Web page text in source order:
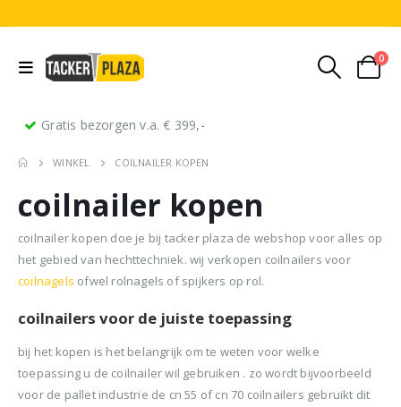
0
Gratis bezorgen v.a. € 399,-
WINKEL COILNAILER KOPEN
coilnailer kopen
coilnailer kopen doe je bij tacker plaza de webshop voor alles op
het gebied van hechttechniek. wij verkopen coilnailers voor
coilnagels ofwel rolnagels of spijkers op rol.
coilnailers voor de juiste toepassing
bij het kopen is het belangrijk om te weten voor welke
toepassing u de coilnailer wil gebruiken . zo wordt bijvoorbeeld
voor de pallet industrie de cn 55 of cn 70 coilnailers gebruikt dit
€ 116,75
141,27
incl.
680,00
Oorspronkelijke
prijs
was:
Huidige
prijs
is: